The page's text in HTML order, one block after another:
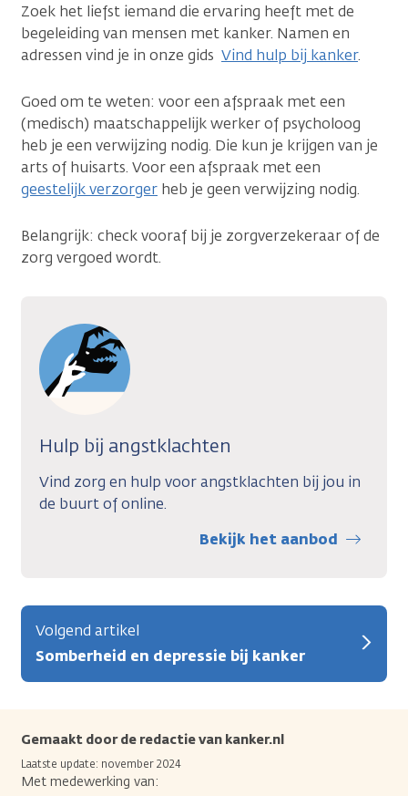
Zoek het liefst iemand die ervaring heeft met de
begeleiding van mensen met kanker. Namen en
adressen vind je in onze gids Vind hulp bij kanker.
Goed om te weten: voor een afspraak met een
(medisch) maatschappelijk werker of psycholoog
heb je een verwijzing nodig. Die kun je krijgen van je
arts of huisarts. Voor een afspraak met een
geestelijk verzorger heb je geen verwijzing nodig.
Belangrijk: check vooraf bij je zorgverzekeraar of de
zorg vergoed wordt.
Hulp bij angstklachten
Vind zorg en hulp voor angstklachten bij jou in
de buurt of online.
Bekijk het aanbod
Volgend artikel
Somberheid en depressie bij kanker
Gemaakt door de redactie van kanker.nl
Laatste update: november 2024
Met medewerking van: